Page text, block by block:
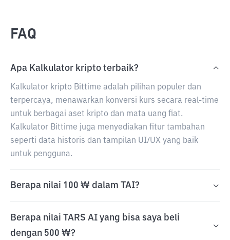
FAQ
Apa Kalkulator kripto terbaik?
Kalkulator kripto Bittime adalah pilihan populer dan
terpercaya, menawarkan konversi kurs secara real-time
untuk berbagai aset kripto dan mata uang fiat.
Kalkulator Bittime juga menyediakan fitur tambahan
seperti data historis dan tampilan UI/UX yang baik
untuk pengguna.
Berapa nilai 100 ₩ dalam TAI?
Berapa nilai TARS AI yang bisa saya beli
dengan 500 ₩?